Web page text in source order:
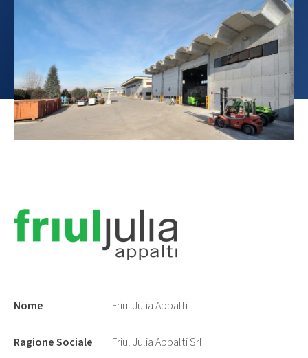
Nome Friul Julia Appalti
Ragione Sociale Friul Julia Appalti Srl